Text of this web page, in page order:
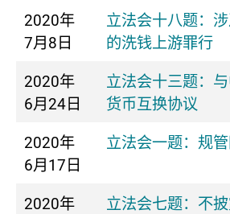
2020年
7月8日
立法会十八题：
的洗钱上游罪行
2020年
6月24日
立法会十三题：
货币互换协议
2020年
6月17日
立法会一题：规
2020年
立法会七题：不